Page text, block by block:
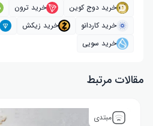
خرید دوج کوین
خرید ترون
خرید کاردانو
خرید زیکش
خرید سویی
مقالات مرتبط
مبتدی